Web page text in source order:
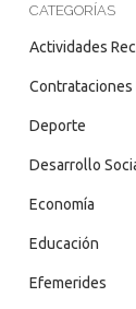
CATEGORÍAS
Actividades
Contrataciones
Deporte
Desarrollo
Economía
Educación
Efemerides